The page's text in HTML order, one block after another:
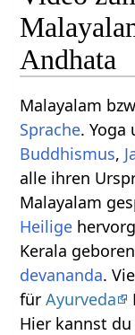
Andhata
Malayalam
Sprache. Yoga
Buddhismus,
alle ihren
Malayalam
Heilige
Kerala
devananda.
fürAyurveda
Hier kannst